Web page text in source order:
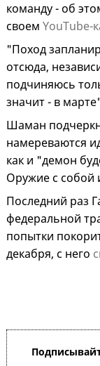
команду - об
своем YouTube-
"Поход
отсюда,
подчиняюсь
значит - в
Шаман
намереваются
как и "демон
Оружие с собой
Последний раз
федеральной
попытки
декабря, с него